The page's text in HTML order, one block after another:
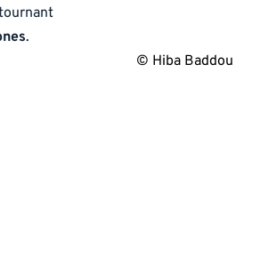
.
© Hiba Baddou